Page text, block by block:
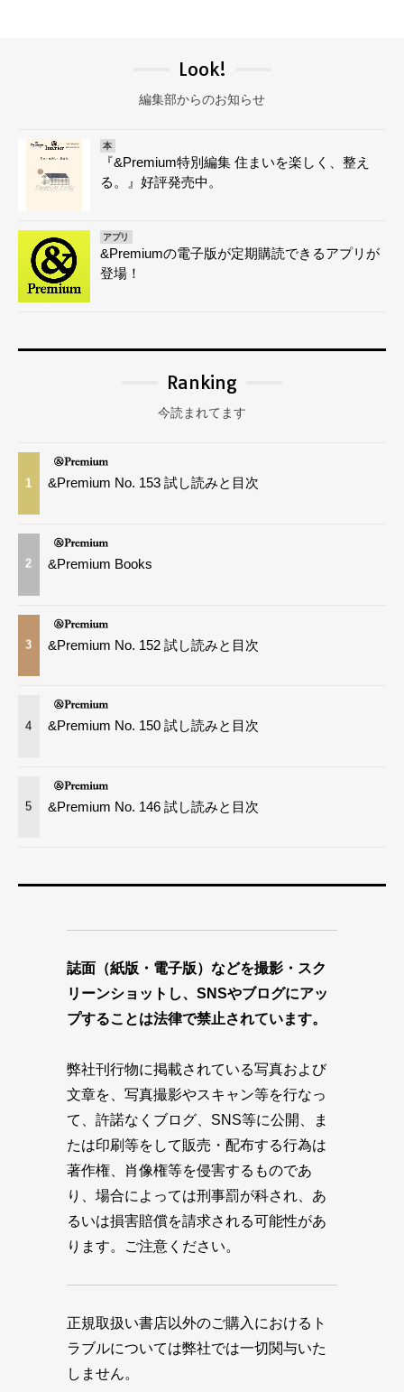
Look!
編集部からのお知らせ
本
『&Premium特別編集 住まいを楽しく、整え
る。』好評発売中。
アプリ
&Premiumの電子版が定期購読できるアプリが
登場！
Ranking
今読まれてます
1 &Premium No. 153 試し読みと目次
2 &Premium Books
3 &Premium No. 152 試し読みと目次
4 &Premium No. 150 試し読みと目次
5 &Premium No. 146 試し読みと目次
誌面（紙版・電子版）などを撮影・スク
リーンショットし、SNSやブログにアッ
プすることは法律で禁止されています。
弊社刊行物に掲載されている写真および
文章を、写真撮影やスキャン等を行なっ
て、許諾なくブログ、SNS等に公開、ま
たは印刷等をして販売・配布する行為は
著作権、肖像権等を侵害するものであ
り、場合によっては刑事罰が科され、あ
るいは損害賠償を請求される可能性があ
ります。ご注意ください。
正規取扱い書店以外のご購入におけるト
ラブルについては弊社では一切関与いた
しません。